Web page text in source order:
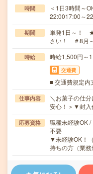
時間
＜1日3時間～
22:0017:00～
期間
単発1日～！ ★
さい！ ＃8月
時給 時給1,500円～
交通費
■ 交通費規定内
仕事内容
＼お菓子の仕
安心！＞▼封
応募資格
職種未経験OK
不要
▼未経験OK！
持ちの方（業